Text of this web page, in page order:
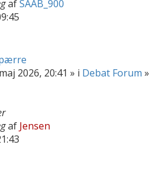
afSAAB_900
2026, 20:41 » i Debat Forum »
af Jensen